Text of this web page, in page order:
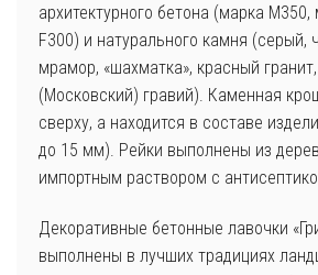
архитектурного бетона (марка М350,
F300) и натурального камня (серый,
мрамор, «шахматка», красный
(Московский) гравий). Каменная
сверху, а находится в составе
до 15 мм). Рейки выполнены из
импортным раствором с
Декоративные бетонные лавочки
выполнены в лучших традициях